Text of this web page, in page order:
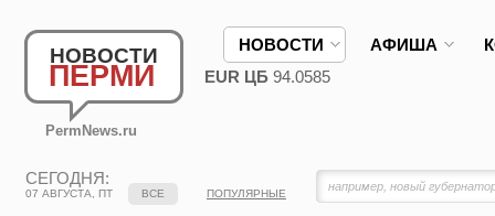
НОВОСТИ
ПЕРМИ
PermNews.ru
НОВОСТИ АФИША
EUR ЦБ 94.0585
СЕГОДНЯ:
07 АВГУСТА, ПТ ВСЕ ПОПУЛЯРНЫЕ